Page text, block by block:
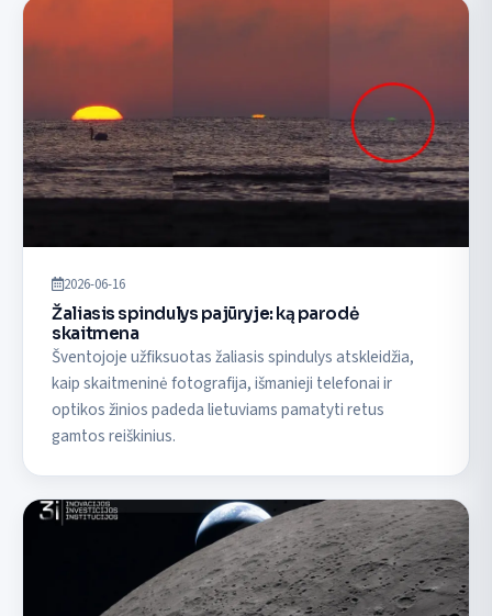
2026-06-16
Žaliasis spindulys pajūryje: ką parodė
skaitmena
Šventojoje užfiksuotas žaliasis spindulys atskleidžia,
kaip skaitmeninė fotografija, išmanieji telefonai ir
optikos žinios padeda lietuviams pamatyti retus
gamtos reiškinius.